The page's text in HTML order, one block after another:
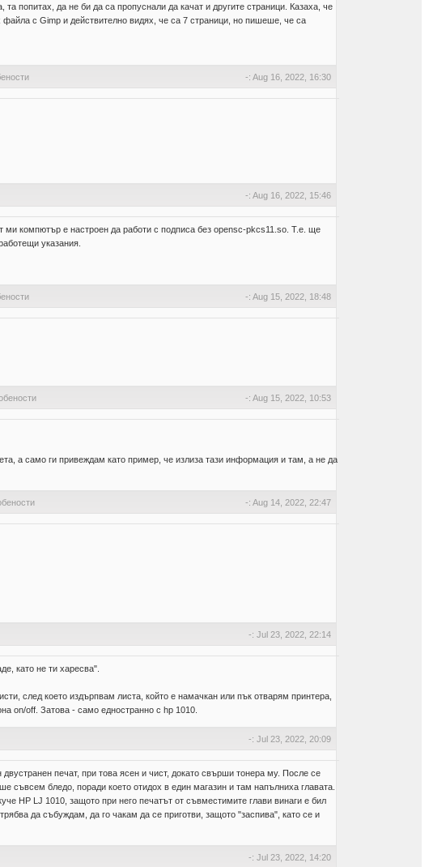
попитах, да не би да са пропуснали да качат и другите страници. Казаха, че
с Gimp и действително видях, че са 7 страници, но пишеше, че са
-: Aug 16, 2022, 16:30
-: Aug 16, 2022, 15:46
ми компютър е настроен да работи с подписа без opensc-pkcs11.so. Т.е. ще
указания.
-: Aug 15, 2022, 18:48
-: Aug 15, 2022, 10:53
а само ги привеждам като пример, че излиза тази информация и там, а не да
-: Aug 14, 2022, 22:47
-: Jul 23, 2022, 22:14
като не ти харесва".
след което издърпвам листа, който е намачкан или пък отварям принтера,
on/off. Затова - само едностранно с hp 1010.
-: Jul 23, 2022, 20:09
печат, при това ясен и чист, докато свърши тонера му. После се
съвсем бледо, поради което отидох в един магазин и там напълниха главата.
HP LJ 1010, защото при него печатът от съвместимите глави винаги е бил
да събуждам, да го чакам да се приготви, защото "заспива", като се и
-: Jul 23, 2022, 14:20